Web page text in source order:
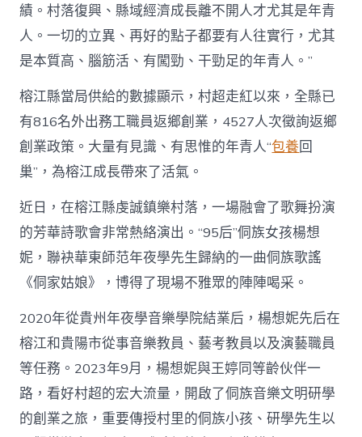
績。村落復興、縣域經濟成長離不開人才尤其是年青
人。一切的立異、再好的點子都要有人往實行，尤其
是本質高、腦筋活、有闖勁、干勁足的年青人。”
榕江縣當局供給的數據顯示，村超走紅以來，全縣已
有816名外出務工職員返鄉創業，4527人次徵詢返鄉
創業政策。大量有見識、有思惟的年青人“包養回
巢”，為榕江成長帶來了活氣。
近日，在榕江縣虔誠鎮樂村落，一場融會了歌舞扮演
的芳華詩歌會非常熱絡演出。“95后”侗族女孩楊想
妮，聯袂華東師范年夜學先生歸納的一曲侗族歌謠
《侗家姑娘》，博得了現場不雅眾的陣陣喝采。
2020年從貴州年夜學音樂學院結業后，楊想妮先后在
榕江和貴陽市從事音樂教員、藝考教員以及演藝職員
等任務。2023年9月，楊想妮與王婷同等齡伙伴一
路，看好村超的宏大流量，開啟了侗族音樂文明研學
的創業之旅，重要傳授村里的侗族小孩、研學先生以